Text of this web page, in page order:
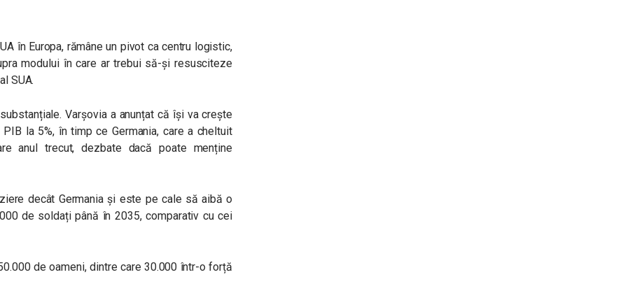
în Europa, rămâne un pivot ca centru logistic,
modului în care ar trebui să-și resusciteze
SUA.
Varșovia a anunțat că își va crește
la 5%, în timp ce Germania, care a cheltuit
anul trecut, dezbate dacă poate menține
decât Germania și este pe cale să aibă o
de soldați până în 2035, comparativ cu cei
de oameni, dintre care 30.000 într-o forță